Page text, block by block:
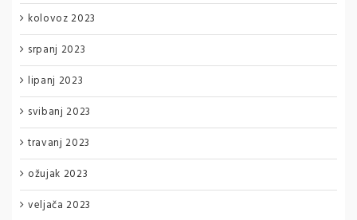
kolovoz 2023
srpanj 2023
lipanj 2023
svibanj 2023
travanj 2023
ožujak 2023
veljača 2023